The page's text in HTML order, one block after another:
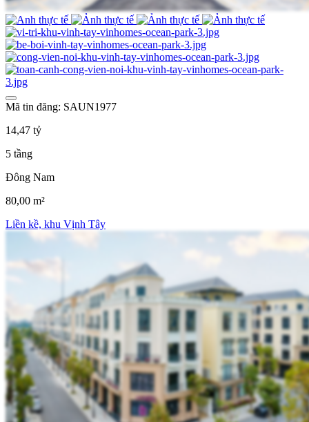
Mã tin đăng: SAUN1977
14,47 tỷ
5 tầng
Đông Nam
80,00 m²
Liền kề, khu Vịnh Tây